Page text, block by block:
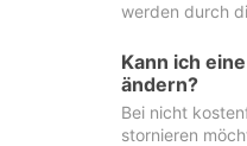
werden durch
Kann ich
ändern?
Bei nicht
stornieren